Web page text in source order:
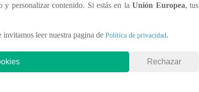
y personalizar contenido. Si estás en laUnión Europea, tus
leer nuestra pagina de Política de privacidad.
Rechazar